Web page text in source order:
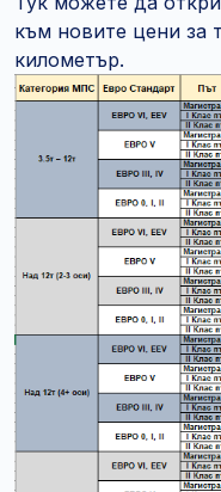
към новите цени за
километър.